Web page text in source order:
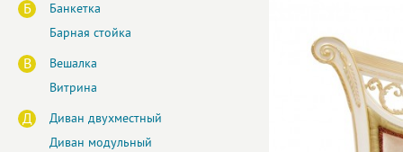
Б
Банкетка
Барная стойка
В
Вешалка
Витрина
Д
Диван двухместный
Диван модульный